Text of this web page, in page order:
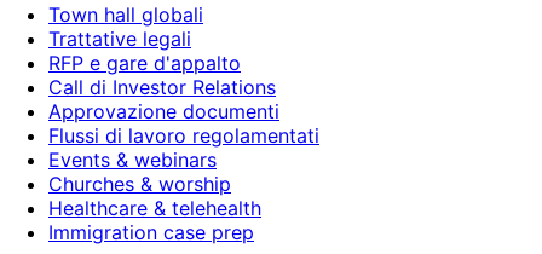
Town hall globali
Trattative legali
RFP e gare d'appalto
Call di Investor Relations
Approvazione documenti
Flussi di lavoro regolamentati
Events & webinars
Churches & worship
Healthcare & telehealth
Immigration case prep